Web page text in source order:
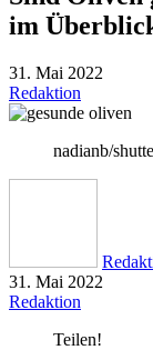
im
31. Mai 2022
Redaktion
nadianb/
31. Mai 2022
Redaktion
Teilen!